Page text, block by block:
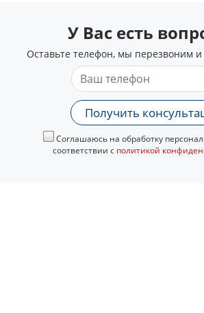
У Вас есть
Оставьте телефон, мы перезвоним
Получить
Соглашаюсь на обработку
соответствии с политикой